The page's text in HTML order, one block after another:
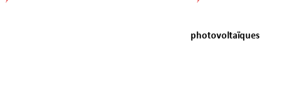
photovoltaïques